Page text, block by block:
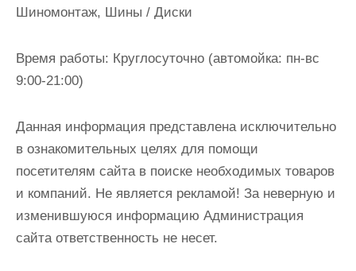
Шиномонтаж, Шины / Диски
Время работы: Круглосуточно (автомойка: пн-вс
9:00-21:00)
Данная информация представлена исключительно
в ознакомительных целях для помощи
посетителям сайта в поиске необходимых товаров
и компаний. Не является рекламой! За неверную и
изменившуюся информацию Администрация
сайта ответственность не несет.